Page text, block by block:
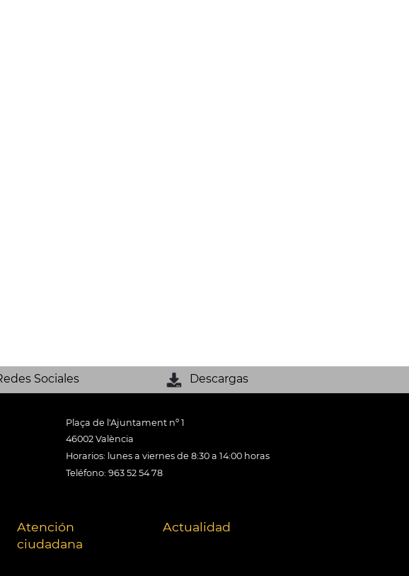
Sociales Descargas
Plaça de l'Ajuntament nº 1
46002 València
Horarios: lunes a viernes de 8:30 a 14:00 horas
Teléfono: 963 52 54 78
Atención
ciudadana
Actualidad